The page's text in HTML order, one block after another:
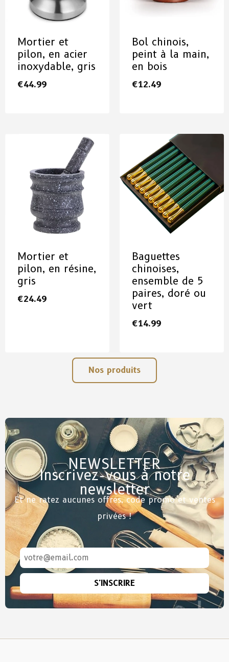
Mortier et
pilon, en acier
inoxydable, gris
€44.99
Bol chinois,
peint à la main,
en bois
€12.49
Mortier et
pilon, en résine,
gris
€24.49
Baguettes
chinoises,
ensemble de 5
paires, doré ou
vert
€14.99
Nos produits
NEWSLETTER
Inscrivez-vous à notre
newsletter
Et ne ratez aucunes offres, code promo et ventes
privées !
S'INSCRIRE